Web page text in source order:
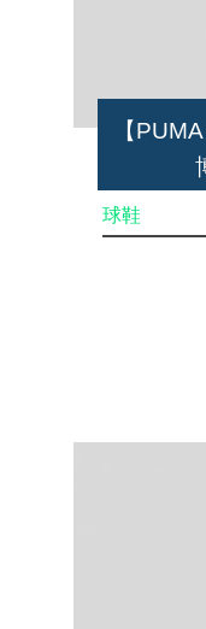
【
球鞋